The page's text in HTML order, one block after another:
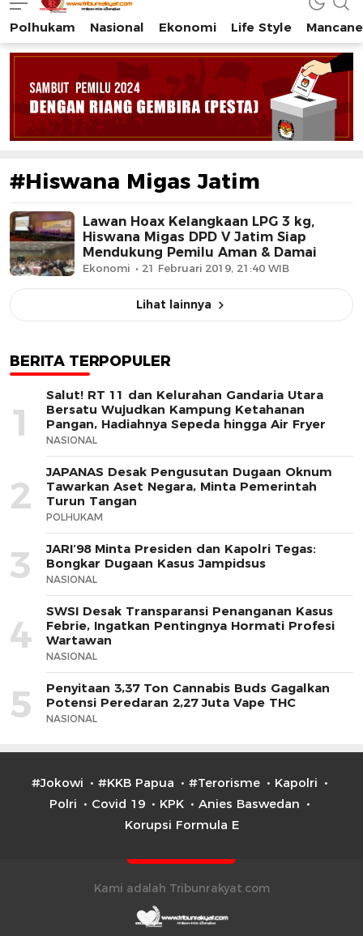
Tribun Rakyat
Tulus – Terdepan – Diharapkan
Polhukam Nasional Ekonomi Life Style
#Hiswana Migas Jatim
Lawan Hoax Kelangkaan LPG 3 kg,
Hiswana Migas DPD V Jatim Siap
Mendukung Pemilu Aman & Damai
Ekonomi 21 Februari 2019, 21:40 WIB
Lihat lainnya
BERITA TERPOPULER
1
Salut! RT 11 dan Kelurahan Gandaria Utara
Bersatu Wujudkan Kampung Ketahanan
Pangan, Hadiahnya Sepeda hingga Air Fryer
NASIONAL
2
JAPANAS Desak Pengusutan Dugaan Oknum
Tawarkan Aset Negara, Minta Pemerintah
Turun Tangan
POLHUKAM
3
JARI’98 Minta Presiden dan Kapolri Tegas:
Bongkar Dugaan Kasus Jampidsus
NASIONAL
4
SWSI Desak Transparansi Penanganan Kasus
Febrie, Ingatkan Pentingnya Hormati Profesi
Wartawan
NASIONAL
5
Penyitaan 3,37 Ton Cannabis Buds Gagalkan
Potensi Peredaran 2,27 Juta Vape THC
NASIONAL
#Jokowi #KKB Papua #Terorisme
Kapolri
Polri
Covid 19 KPK
Anies Baswedan
Korupsi Formula E
Kami adalah Tribunrakyat.com